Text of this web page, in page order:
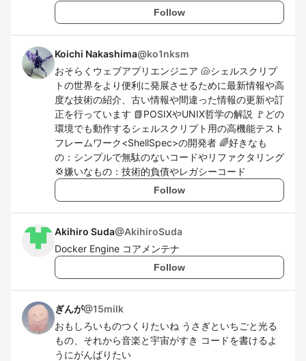
Follow
Koichi Nakashima@ko1nksm
おそらくウェブアプリエンジニア 🐚シェルスクリプ
トの世界をより便利に発展させるために最新情報や高
度な技術の紹介、古い情報や間違った情報の更新や訂
正を行っています 📗POSIXやUNIX哲学の解説 🚩どの
環境でも動作するシェルスクリプト用の高機能テスト
フレームワーク<ShellSpec>の開発者 🌈好きなも
の：シンプルで無駄のないコードやリファクタリング
💢嫌いなもの：技術的負債やレガシーコード
Follow
Akihiro Suda@AkihiroSuda
Docker Engine コアメンテナ
Follow
ぎんが@15milk
おもしろいものつくりたいね うさぎといちごと光る
もの、それから音楽と宇宙がすき コードを書けるよ
うにがんばりたい